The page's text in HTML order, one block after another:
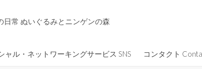
日常 ぬいぐるみとニンゲンの森
ャル・ネットワーキングサービス SNS コンタクト